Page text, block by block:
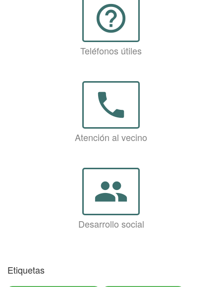
help_outline
Teléfonos útiles
phone
Atención al vecino
group
Desarrollo social
Etiquetas